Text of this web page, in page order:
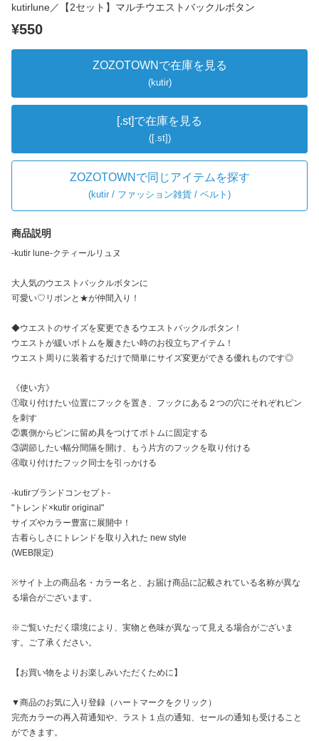
kutirlune／【2セット】マルチウエストバックルボタン
¥550
ZOZOTOWNで在庫を見る
(kutir)
[.st]で在庫を見る
([.st])
ZOZOTOWNで同じアイテムを探す
(kutir / ファッション雑貨 / ベルト )
商品説明
-kutir lune-クティールリュヌ
大人気のウエストバックルボタンに
可愛い♡リボンと★が仲間入り！
◆ウエストのサイズを変更できるウエストバックルボタン！
ウエストが緩いボトムを履きたい時のお役立ちアイテム！
ウエスト周りに装着するだけで簡単にサイズ変更ができる優れものです◎
《使い方》
①取り付けたい位置にフックを置き、フックにある２つの穴にそれぞれピン
を刺す
②裏側からピンに留め具をつけてボトムに固定する
③調節したい幅分間隔を開け、もう片方のフックを取り付ける
④取り付けたフック同士を引っかける
-kutirブランドコンセプト-
"トレンド×kutir original"
サイズやカラー豊富に展開中！
古着らしさにトレンドを取り入れた new style
(WEB限定)
※サイト上の商品名・カラー名と、お届け商品に記載されている名称が異な
る場合がございます。
※ご覧いただく環境により、実物と色味が異なって見える場合がございま
す。ご了承ください。
【お買い物をよりお楽しみいただくために】
▼商品のお気に入り登録（ハートマークをクリック）
完売カラーの再入荷通知や、ラスト１点の通知、セールの通知も受けること
ができます。